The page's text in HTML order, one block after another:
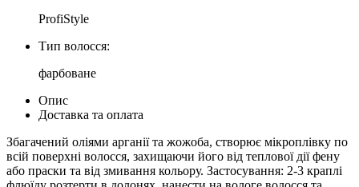
ProfiStyle
Тип волосся:
фарбоване
Опис
Доставка та оплата
Збагачений оліями арганії та жожоба, створює мікроплівку по
всій поверхні волосся, захищаючи його від теплової дії фену
або праски та від змивання кольору. Застосування: 2-3 краплі